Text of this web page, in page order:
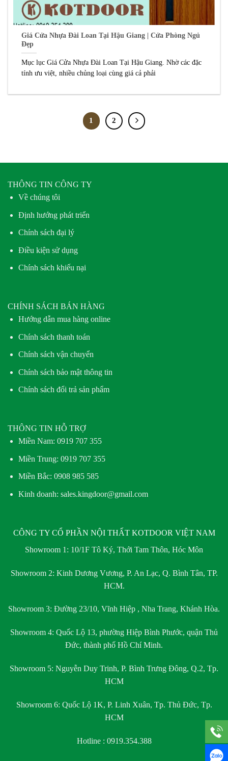
Giá Cửa Nhựa Đài Loan Tại Hậu Giang | Cửa Phòng Ngủ
Đẹp
Mục lục Giá Cửa Nhựa Đài Loan Tại Hậu Giang. Nhờ các đặc
tính ưu việt, nhiều chủng loại cùng giá cả phải
1 2
THÔNG TIN CÔNG TY
Về chúng tôi
Định hướng phát triển
Chính sách đại lý
Điều kiện sử dụng
Chính sách khiếu nại
CHÍNH SÁCH BÁN HÀNG
Hướng dẫn mua hàng online
Chính sách thanh toán
Chính sách vận chuyển
Chính sách bảo mật thông tin
Chính sách đổi trả sản phẩm
THÔNG TIN HỖ TRỢ
Miền Nam: 0919 707 355
Miền Trung: 0919 707 355
Miền Bắc: 0908 985 585
Kinh doanh: sales.kingdoor@gmail.com
CÔNG TY CỔ PHẦN NỘI THẤT KOTDOOR VIỆT NAM
Showroom 1: 10/1F Tô Ký, Thới Tam Thôn, Hóc Môn
Showroom 2: Kinh Dương Vương, P. An Lạc, Q. Bình Tân, TP.
HCM.
Showroom 3: Đường 23/10, Vĩnh Hiệp , Nha Trang, Khánh Hòa.
Showroom 4: Quốc Lộ 13, phường Hiệp Bình Phước, quận Thủ
Đức, thành phố Hồ Chí Minh.
Showroom 5: Nguyễn Duy Trinh, P. Bình Trưng Đông, Q.2, Tp.
HCM
Showroom 6: Quốc Lộ 1K, P. Linh Xuân, Tp. Thủ Đức, Tp.
HCM
Hotline : 0919.354.388